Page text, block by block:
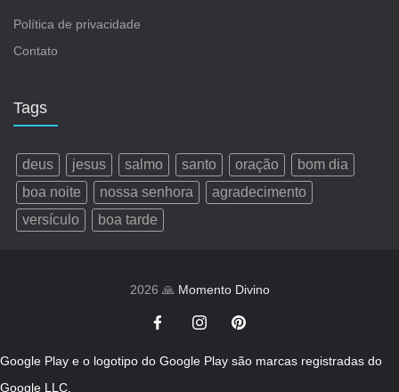
Política de privacidade
Contato
Tags
deus jesus salmo santo oração
bom dia
boa noite
nossa senhora
agradecimento
versículo
boa tarde
2026 🙏 Momento Divino
Google Play e o logotipo do Google Play são marcas registradas do
Google LLC.